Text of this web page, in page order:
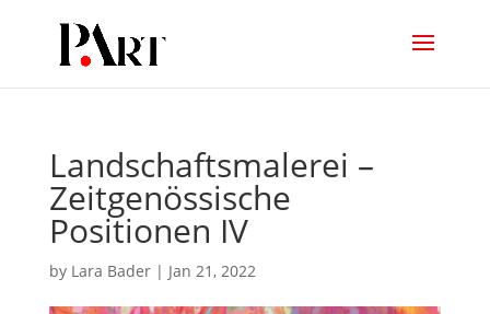
Landschaftsmalerei –
Zeitgenössische
Positionen IV
by Lara Bader| Jan 21, 2022